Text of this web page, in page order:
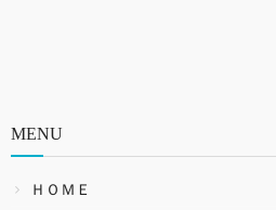
MENU
ＨＯＭＥ